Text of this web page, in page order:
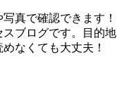
真で確認できます！
ブログです。目的地
なくても大丈夫！